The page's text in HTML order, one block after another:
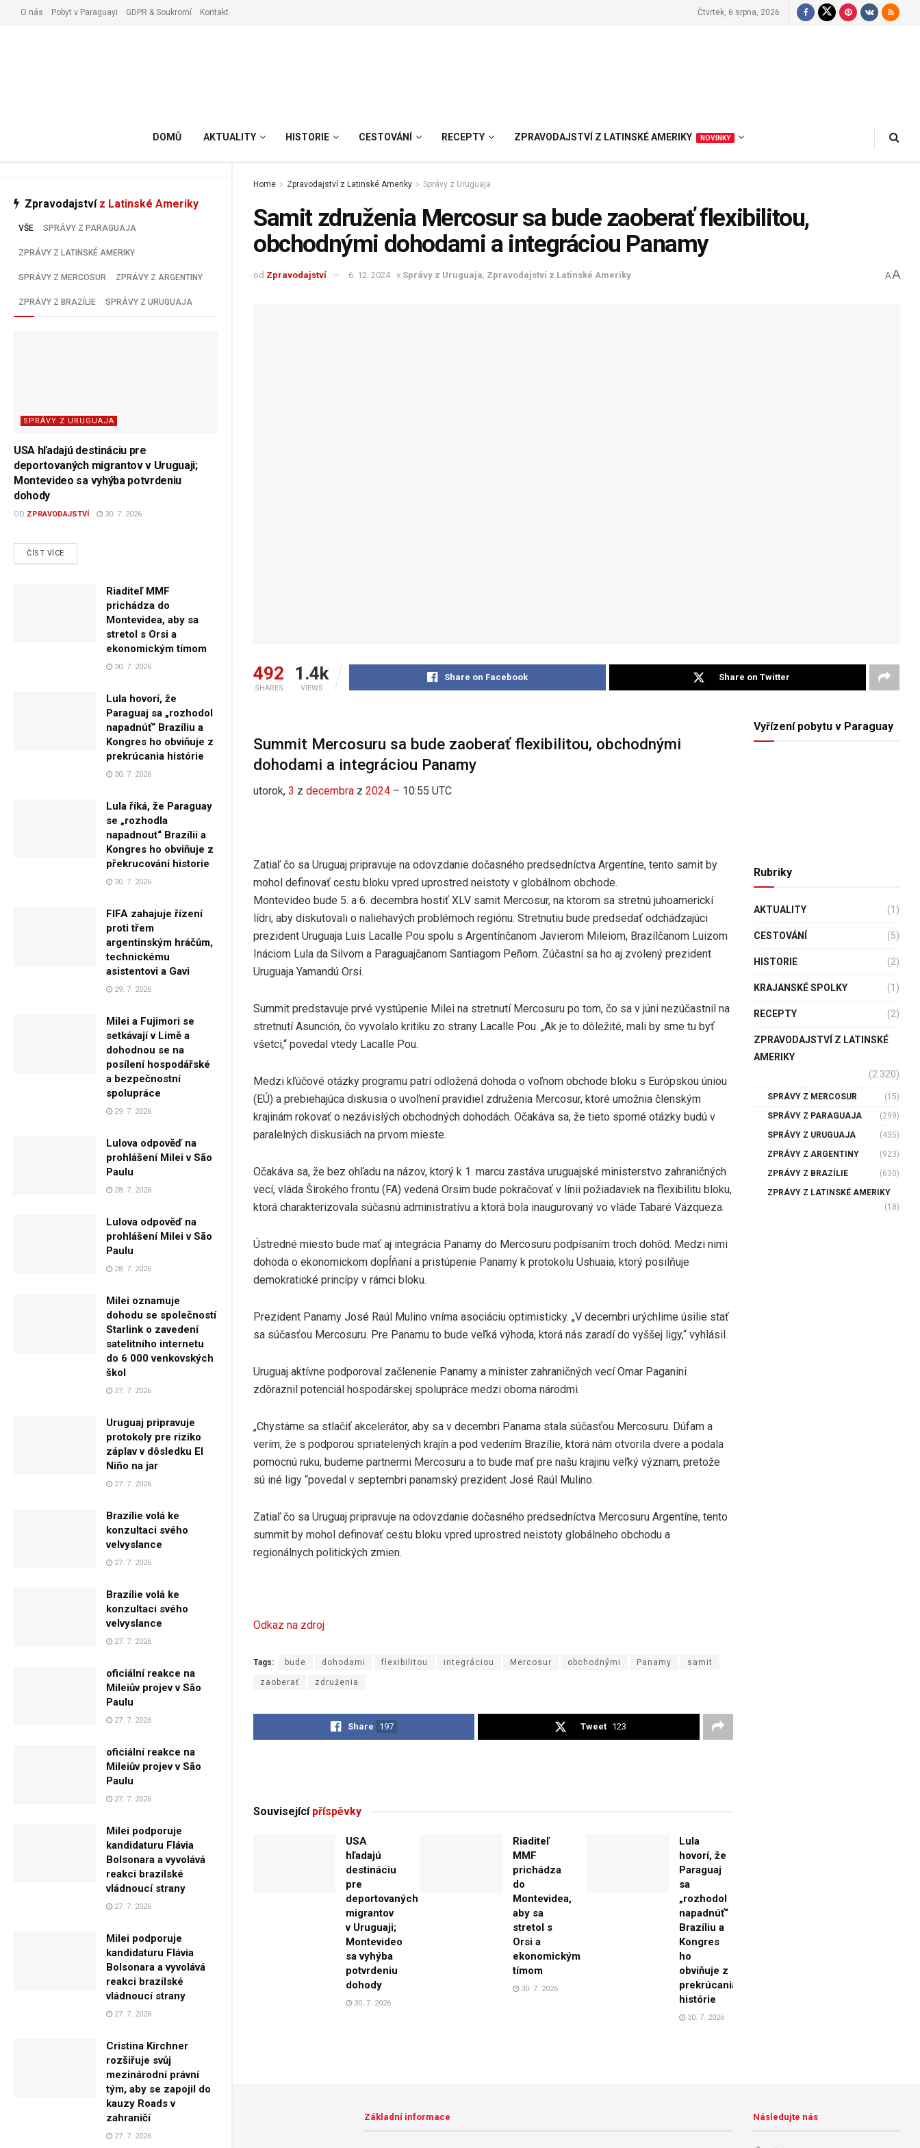
Vyřízení pobytu v Paraguay
Zpravodajství z Latinské Ameriky
VŠE SPRÁVY Z PARAGUAJA
ZPRÁVY Z LATINSKÉ AMERIKY
SPRÁVY Z MERCOSUR ZPRÁVY Z ARGENTINY
ZPRÁVY Z BRAZÍLIE SPRÁVY Z URUGUAJA
SPRÁVY Z URUGUAJA
USA hľadajú destináciu pre
deportovaných migrantov v Uruguaji;
Montevideo sa vyhýba potvrdeniu
dohody
OD ZPRAVODAJSTVÍ 30. 7. 2026
ČÍST VÍCEDETAILS
Riaditeľ MMF
prichádza do
Montevidea, aby sa
stretol s Orsi a
ekonomickým tímom
30. 7. 2026
Lula hovorí, že
Paraguaj sa „rozhodol
napadnúť“ Brazíliu a
Kongres ho obviňuje z
prekrúcania histórie
30. 7. 2026
Lula říká, že Paraguay
se „rozhodla
napadnout“ Brazílii a
Kongres ho obviňuje z
překrucování historie
30. 7. 2026
FIFA zahajuje řízení
proti třem
argentinským hráčům,
technickému
asistentovi a Gavi
29. 7. 2026
Milei a Fujimori se
setkávají v Limě a
dohodnou se na
posílení hospodářské
a bezpečnostní
spolupráce
29. 7. 2026
Lulova odpověď na
prohlášení Milei v São
Paulu
28. 7. 2026
Lulova odpověď na
prohlášení Milei v São
Paulu
28. 7. 2026
Milei oznamuje
dohodu se společností
Starlink o zavedení
satelitního internetu
do 6 000 venkovských
škol
27. 7. 2026
Uruguaj pripravuje
protokoly pre riziko
záplav v dôsledku El
Niño na jar
27. 7. 2026
Brazílie volá ke
konzultaci svého
velvyslance
27. 7. 2026
Brazílie volá ke
konzultaci svého
velvyslance
27. 7. 2026
oficiální reakce na
Mileiův projev v São
Paulu
27. 7. 2026
oficiální reakce na
Mileiův projev v São
Paulu
27. 7. 2026
Milei podporuje
kandidaturu Flávia
Bolsonara a vyvolává
reakci brazilské
vládnoucí strany
27. 7. 2026
Milei podporuje
kandidaturu Flávia
Bolsonara a vyvolává
reakci brazilské
vládnoucí strany
27. 7. 2026
Cristina Kirchner
rozšiřuje svůj
mezinárodní právní
tým, aby se zapojil do
kauzy Roads v
zahraničí
27. 7. 2026
O nás Pobyt v Paraguayi GDPR & Soukromí Kontakt Čtvrtek, 6 srpna, 2026
DOMŮ AKTUALITY HISTORIE CESTOVÁNÍ RECEPTY ZPRAVODAJSTVÍ Z LATINSKÉ AMERIKY NOVINKY
Home Zpravodajství z Latinské Ameriky Správy z Uruguaja
Samit združenia Mercosur sa bude zaoberať flexibilitou,
obchodnými dohodami a integráciou Panamy
od Zpravodajství 6. 12. 2024 v Správy z Uruguaja, Zpravodajství z Latinské Ameriky AA
492
SHARES
1.4k
VIEWS
Share on Facebook Share on Twitter
Summit Mercosuru sa bude zaoberať flexibilitou, obchodnými
dohodami a integráciou Panamy
utorok, 3 z decembra z 2024 – 10:55 UTC
Zatiaľ čo sa Uruguaj pripravuje na odovzdanie dočasného predsedníctva Argentíne, tento samit by
mohol definovať cestu bloku vpred uprostred neistoty v globálnom obchode.
Montevideo bude 5. a 6. decembra hostiť XLV samit Mercosur, na ktorom sa stretnú juhoamerickí
lídri, aby diskutovali o naliehavých problémoch regiónu. Stretnutiu bude predsedať odchádzajúci
prezident Uruguaja Luis Lacalle Pou spolu s Argentínčanom Javierom Mileiom, Brazílčanom Luizom
Ináciom Lula da Silvom a Paraguajčanom Santiagom Peñom. Zúčastní sa ho aj zvolený prezident
Uruguaja Yamandú Orsi.
Summit predstavuje prvé vystúpenie Milei na stretnutí Mercosuru po tom, čo sa v júni nezúčastnil na
stretnutí Asunción, čo vyvolalo kritiku zo strany Lacalle Pou. „Ak je to dôležité, mali by sme tu byť
všetci,“ povedal vtedy Lacalle Pou.
Medzi kľúčové otázky programu patrí odložená dohoda o voľnom obchode bloku s Európskou úniou
(EÚ) a prebiehajúca diskusia o uvoľnení pravidiel združenia Mercosur, ktoré umožnia členským
krajinám rokovať o nezávislých obchodných dohodách. Očakáva sa, že tieto sporné otázky budú v
paralelných diskusiách na prvom mieste.
Očakáva sa, že bez ohľadu na názov, ktorý k 1. marcu zastáva uruguajské ministerstvo zahraničných
vecí, vláda Širokého frontu (FA) vedená Orsim bude pokračovať v línii požiadaviek na flexibilitu bloku,
ktorá charakterizovala súčasnú administratívu a ktorá bola inaugurovaný vo vláde Tabaré Vázqueza.
Ústredné miesto bude mať aj integrácia Panamy do Mercosuru podpísaním troch dohôd. Medzi nimi
dohoda o ekonomickom dopĺňaní a pristúpenie Panamy k protokolu Ushuaia, ktorý posilňuje
demokratické princípy v rámci bloku.
Prezident Panamy José Raúl Mulino vníma asociáciu optimisticky. „V decembri urýchlime úsilie stať
sa súčasťou Mercosuru. Pre Panamu to bude veľká výhoda, ktorá nás zaradí do vyššej ligy,“ vyhlásil.
Uruguaj aktívne podporoval začlenenie Panamy a minister zahraničných vecí Omar Paganini
zdôraznil potenciál hospodárskej spolupráce medzi oboma národmi.
„Chystáme sa stlačiť akcelerátor, aby sa v decembri Panama stala súčasťou Mercosuru. Dúfam a
verím, že s podporou spriatelených krajín a pod vedením Brazílie, ktorá nám otvorila dvere a podala
pomocnú ruku, budeme partnermi Mercosuru a to bude mať pre našu krajinu veľký význam, pretože
sú iné ligy “povedal v septembri panamský prezident José Raúl Mulino.
Zatiaľ čo sa Uruguaj pripravuje na odovzdanie dočasného predsedníctva Mercosuru Argentíne, tento
summit by mohol definovať cestu bloku vpred uprostred neistoty globálneho obchodu a
regionálnych politických zmien.
Odkaz na zdroj
Tags: bude dohodami flexibilitou integráciou Mercosur obchodnými Panamy samit
zaoberať združenia
Share 197 Tweet 123
Souvisejícípříspěvky
USA
hľadajú
destináciu
pre
deportovaných
migrantov
v Uruguaji;
Montevideo
sa vyhýba
potvrdeniu
dohody
30. 7. 2026
Riaditeľ
MMF
prichádza
do
Montevidea,
aby sa
stretol s
Orsi a
ekonomickým
tímom
30. 7. 2026
Lula
hovorí, že
Paraguaj
sa
„rozhodol
napadnúť“
Brazíliu a
Kongres
ho
obviňuje z
prekrúcania
histórie
30. 7. 2026
Vyřízení pobytu v Paraguay
Rubriky
AKTUALITY (1)
CESTOVÁNÍ (5)
HISTORIE (2)
KRAJANSKÉ SPOLKY (1)
RECEPTY (2)
ZPRAVODAJSTVÍ Z LATINSKÉ
AMERIKY
(2 320)
SPRÁVY Z MERCOSUR
(15)
SPRÁVY Z PARAGUAJA
(299)
SPRÁVY Z URUGUAJA
(435)
ZPRÁVY Z ARGENTINY
(923)
ZPRÁVY Z BRAZÍLIE
(630)
ZPRÁVY Z LATINSKÉ AMERIKY
(18)
Základní informace Následujte nás